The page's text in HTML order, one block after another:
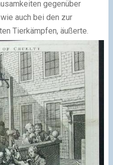
gegenüber
auch bei den zur
Tierkämpfen, äußerte.